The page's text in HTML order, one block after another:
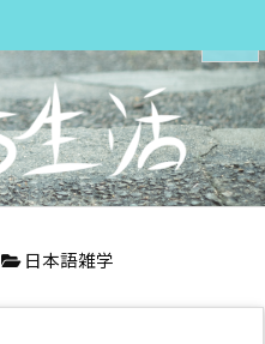
メニュ
サイド
日本語雑学